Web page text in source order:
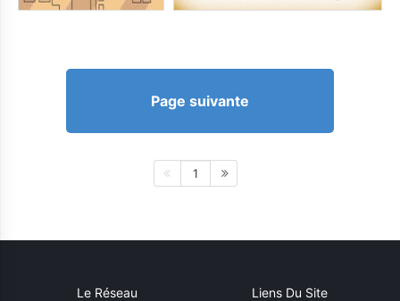
Page suivante
1
Le Réseau Liens Du Site